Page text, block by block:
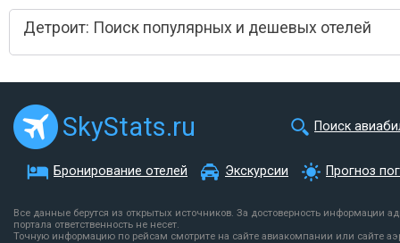
Детроит: Поиск популярных и дешевых отелей
SkyStats.ru Поиск
Бронирование отелей Экскурсии Прогноз
Все данные берутся из открытых источников. За достоверность информации
портала ответственность не несет.
Точную информацию по рейсам смотрите на сайте авиакомпании или сайте